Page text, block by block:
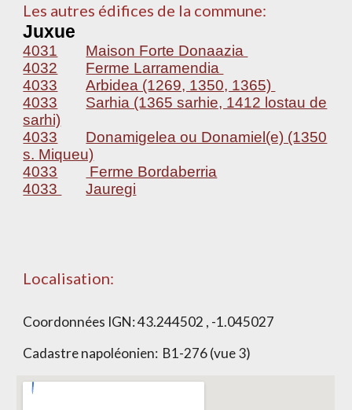
Les autres édifices de la commune:
Juxue
4031
Maison Forte Donaazia
4032
Ferme Larramendia
4033
Arbidea (1269, 1350, 1365)
4033
Sarhia (1365 sarhie, 1412 lostau de
sarhi)
4033
Donamigelea ou Donamiel(e) (1350
s. Miqueu)
4033
Ferme Bordaberria
4033
Jauregi
Localisation:
Coordonnées IGN:43.244502 , -1.045027
Cadastre napoléonien: B1-276 (vue 3)